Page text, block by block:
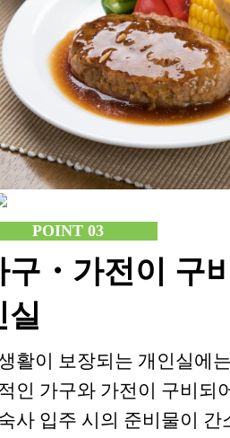
POINT 03
구・가전이 구
실
활이 보장되는 개인실에
인 가구와 가전이 구비되
사 입주 시의 준비물이